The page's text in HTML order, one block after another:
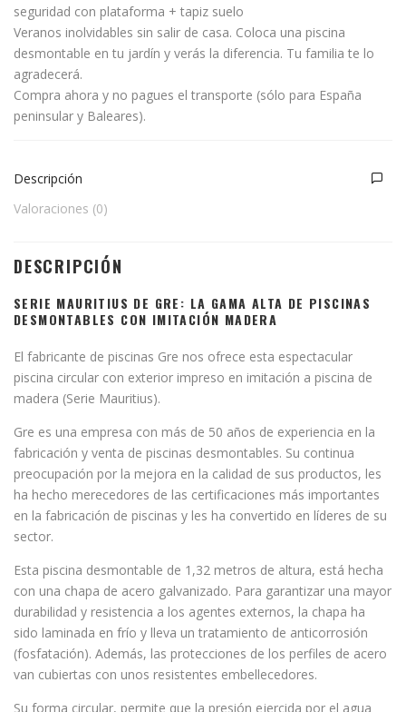
seguridad con plataforma + tapiz suelo
Veranos inolvidables sin salir de casa. Coloca una piscina
desmontable en tu jardín y verás la diferencia. Tu familia te lo
agradecerá.
Compra ahora y no pagues el transporte (sólo para España
peninsular y Baleares).
Descripción
Valoraciones (0)
DESCRIPCIÓN
SERIE MAURITIUS DE GRE: LA GAMA ALTA DE PISCINAS
DESMONTABLES CON IMITACIÓN MADERA
El fabricante de piscinas Gre nos ofrece esta espectacular
piscina circular con exterior impreso en imitación a piscina de
madera (Serie Mauritius).
Gre es una empresa con más de 50 años de experiencia en la
fabricación y venta de piscinas desmontables. Su continua
preocupación por la mejora en la calidad de sus productos, les
ha hecho merecedores de las certificaciones más importantes
en la fabricación de piscinas y les ha convertido en líderes de su
sector.
Esta piscina desmontable de 1,32 metros de altura, está hecha
con una chapa de acero galvanizado. Para garantizar una mayor
durabilidad y resistencia a los agentes externos, la chapa ha
sido laminada en frío y lleva un tratamiento de anticorrosión
(fosfatación). Además, las protecciones de los perfiles de acero
van cubiertas con unos resistentes embellecedores.
Su forma circular, permite que la presión ejercida por el agua